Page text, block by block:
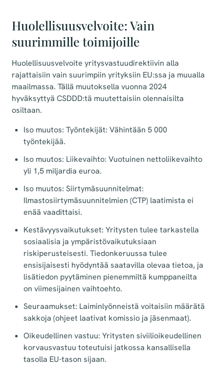
Huolellisuusvelvoite: Vain
suurimmille toimijoille
Huolellisuusvelvoite yritysvastuudirektiivin alla
rajattaisiin vain suurimpiin yrityksiin EU:ssa ja muualla
maailmassa. Tällä muutoksella vuonna 2024
hyväksyttyä CSDDD:tä muutettaisiin olennaisilta
osiltaan.
Iso muutos: Työntekijät: Vähintään 5 000
työntekijää.
Iso muutos: Liikevaihto: Vuotuinen nettoliikevaihto
yli 1,5 miljardia euroa.
Iso muutos: Siirtymäsuunnitelmat:
Ilmastosiirtymäsuunnitelmien (CTP) laatimista ei
enää vaadittaisi.
Kestävyysvaikutukset: Yritysten tulee tarkastella
sosiaalisia ja ympäristövaikutuksiaan
riskiperusteisesti. Tiedonkeruussa tulee
ensisijaisesti hyödyntää saatavilla olevaa tietoa, ja
lisätiedon pyytäminen pienemmiltä kumppaneilta
on viimesijainen vaihtoehto.
Seuraamukset: Laiminlyönneistä voitaisiin määrätä
sakkoja (ohjeet laativat komissio ja jäsenmaat).
Oikeudellinen vastuu: Yritysten siviilioikeudellinen
korvausvastuu toteutuisi jatkossa kansallisella
tasolla EU-tason sijaan.